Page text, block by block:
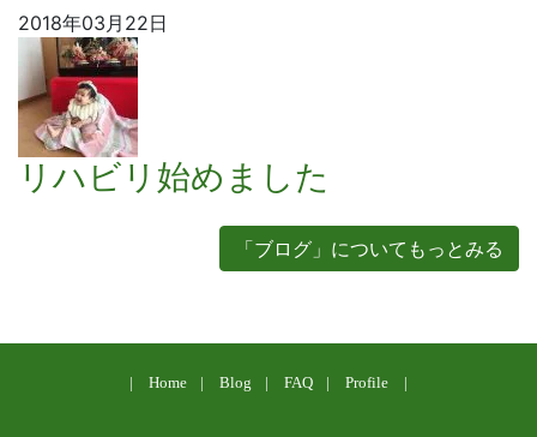
2018年03月22日
リハビリ始めました
「ブログ」についてもっとみる
Home Blog FAQ Profile